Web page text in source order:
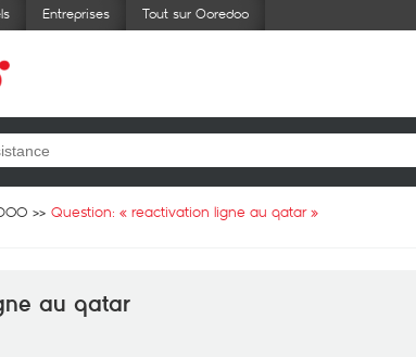
Entreprises Tout sur Ooredoo
Question: « reactivation ligne au qatar»
au qatar